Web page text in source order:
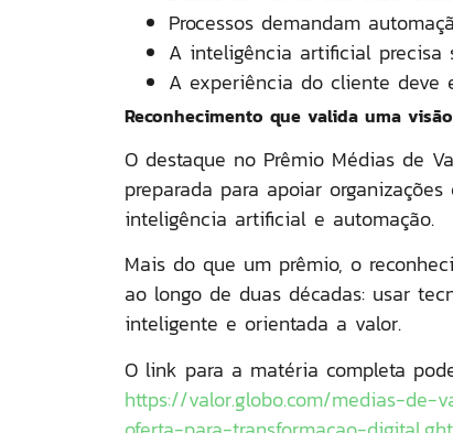
Processos demandam
A inteligência artificial precisa
A experiência do cliente deve
Reconhecimento que valida uma
O destaque no Prêmio Médias de
preparada para apoiar
inteligência artificial e automação.
Mais do que um prêmio, o
ao longo de duas décadas: usar
inteligente e orientada a valor.
O link para a matéria completa
https://valor.globo.com/medias-